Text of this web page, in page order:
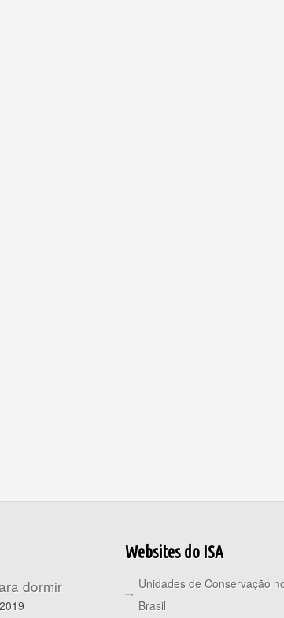
dormir
Websites do ISA
Unidades de Conservação
Brasil